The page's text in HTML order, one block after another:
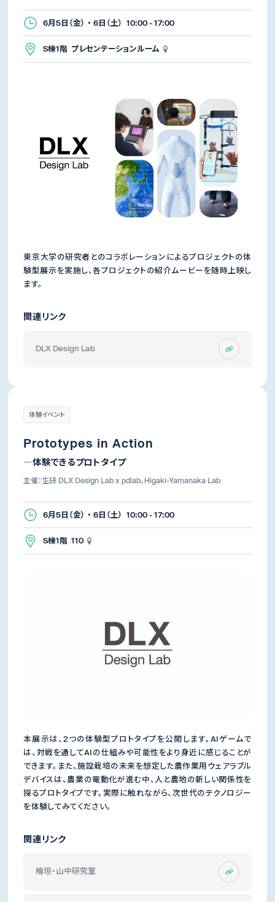
6月5日（金） ・ 6日（土） 10:00 - 17:00
S棟1階 プレセンテーションルーム
東京大学の研究者とのコラボレーションによるプロジェクトの体
験型展示を実施し、各プロジェクトの紹介ムービーを随時上映し
ます。
関連リンク
DLX Design Lab
体験イベント
Prototypes in Action
―体験できるプロトタイプ
主催：生研 DLX Design Lab x pdlab、Higaki-Yamanaka Lab
6月5日（金） ・ 6日（土） 10:00 - 17:00
S棟1階 110
本展示は、2つの体験型プロトタイプを公開します。AIゲームで
は、対戦を通してAIの仕組みや可能性をより身近に感じることが
できます。また、施設栽培の未来を想定した農作業用ウェアラブル
デバイスは、農業の電動化が進む中、人と農地の新しい関係性を
探るプロトタイプです。実際に触れながら、次世代のテクノロジー
を体験してみてください。
関連リンク
檜垣・山中研究室